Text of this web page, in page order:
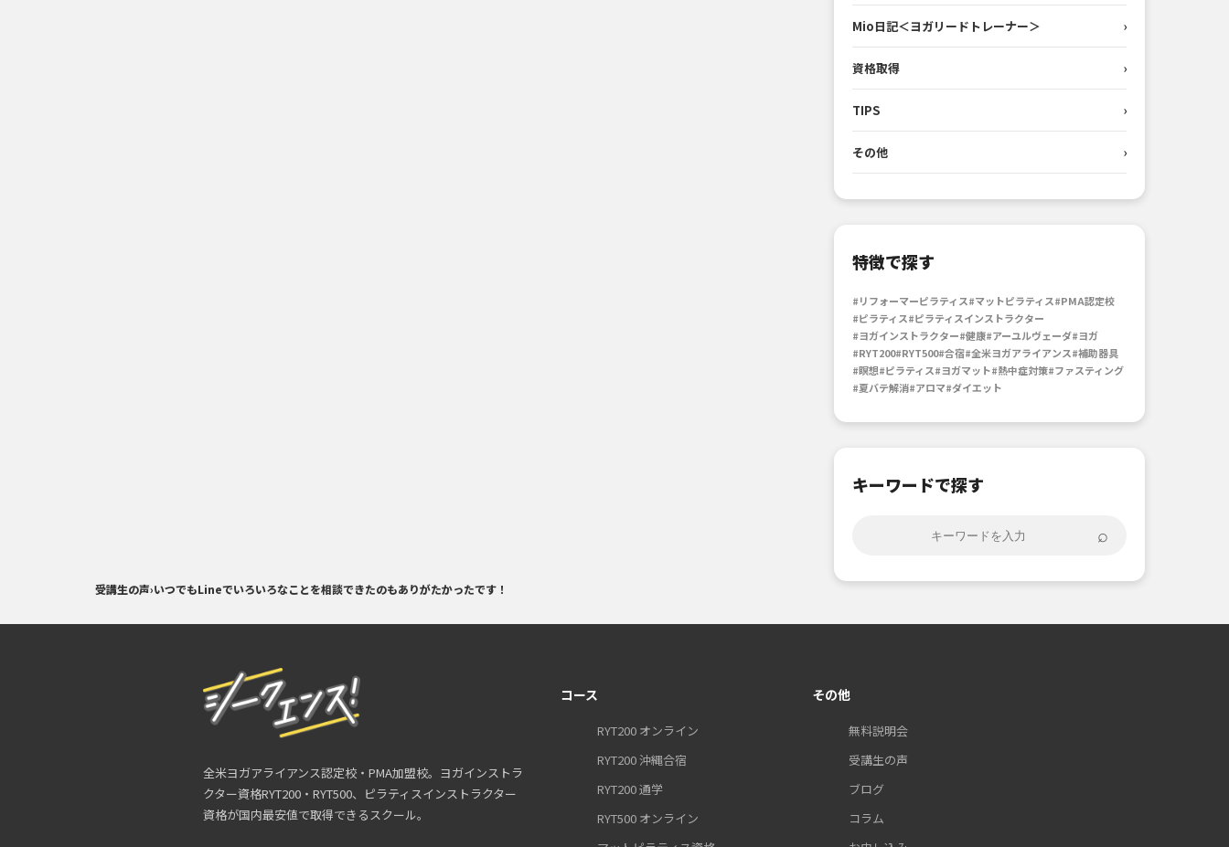
Mio日記＜ヨガリードトレーナー＞ ›
資格取得 ›
TIPS ›
その他 ›
特徴で探す
#リフォーマーピラティス#マットピラティス#PMA認定校
#ピラティス#ピラティスインストラクター
#ヨガインストラクター#健康#アーユルヴェーダ#ヨガ
#RYT200#RYT500#合宿#全米ヨガアライアンス#補助器具
#瞑想#ピラティス#ヨガマット#熱中症対策#ファスティング
#夏バテ解消#アロマ#ダイエット
キーワードで探す
⌕
受講生の声›いつでもLineでいろいろなことを相談できたのもありがたかったです！
全米ヨガアライアンス認定校・PMA加盟校。ヨガインストラ
クター資格RYT200・RYT500、ピラティスインストラクター
資格が国内最安値で取得できるスクール。
コース
RYT200 オンライン
RYT200 沖縄合宿
RYT200 通学
RYT500 オンライン
その他
無料説明会
受講生の声
ブログ
コラム